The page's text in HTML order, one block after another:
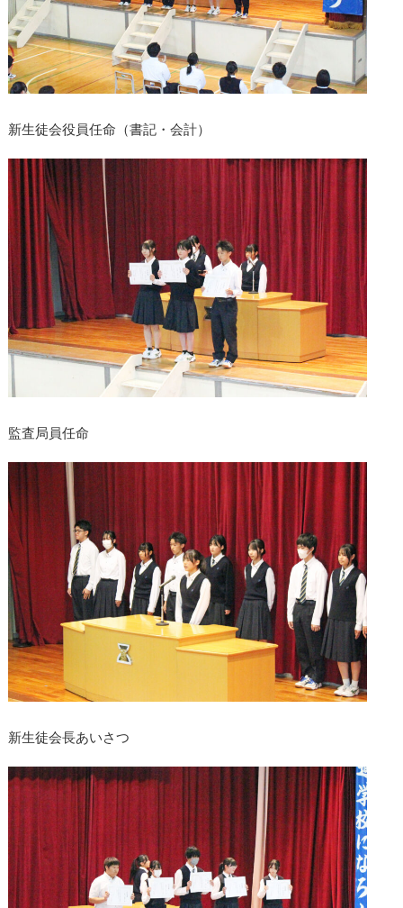
新生徒会役員任命（書記・会計）
監査局員任命
新生徒会長あいさつ